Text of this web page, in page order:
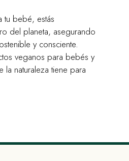
tu bebé, estás
del planeta, asegurando
y consciente.
veganos para bebés y
naturaleza tiene para